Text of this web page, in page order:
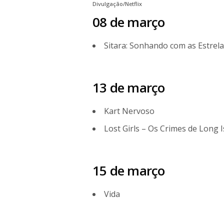
Divulgação/Netflix
08 de março
Sitara: Sonhando com as
13 de março
Kart Nervoso
Lost Girls – Os Crimes de Long
15 de março
Vida